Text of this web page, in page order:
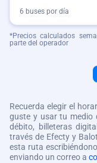
6 buses por día
*Precios calculados
parte del operador
Recuerda elegir el
guste y usar tu medio
débito, billeteras
través de Efecty y
esta ruta
enviando un correo a